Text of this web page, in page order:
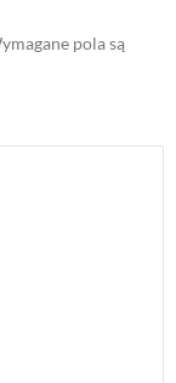
pola są